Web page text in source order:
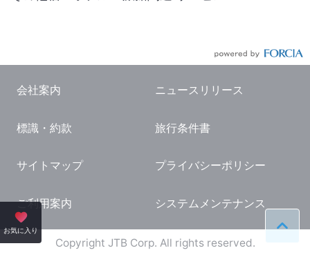
お気に入り ペー
仙台 ホテル
東京ドーム ホテル
横浜 ホテル
熱海 ホテル
京都 ホテル
大阪 ホテル
国内観光ガイド
旅行・観光情報
会社案内 ニュースリリース
標識・約款 旅行条件書
サイトマップ プライバシーポリシー
ご利用案内 システムメンテナンス
Copyright JTB Corp. All rights reserved.